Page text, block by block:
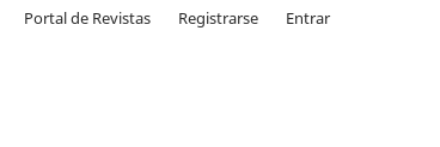
Portal de Revistas Registrarse Entrar